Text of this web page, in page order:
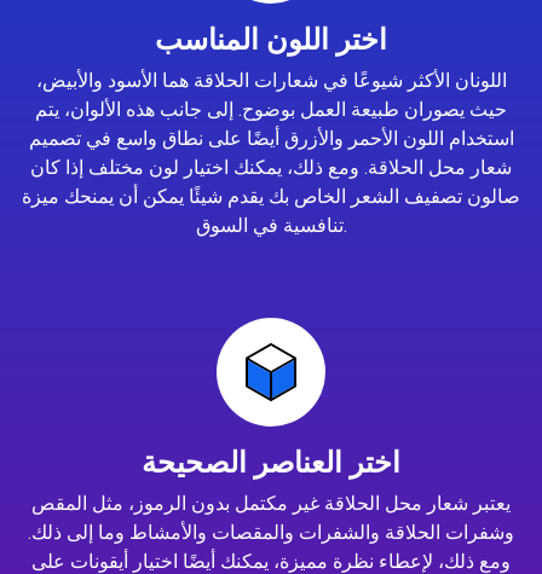
اختر اللون المناسب
اللونان الأكثر شيوعًا في شعارات الحلاقة هما الأسود والأبيض،
حيث يصوران طبيعة العمل بوضوح. إلى جانب هذه الألوان، يتم
استخدام اللون الأحمر والأزرق أيضًا على نطاق واسع في تصميم
شعار محل الحلاقة. ومع ذلك، يمكنك اختيار لون مختلف إذا كان
صالون تصفيف الشعر الخاص بك يقدم شيئًا يمكن أن يمنحك ميزة
تنافسية في السوق.
اختر العناصر الصحيحة
يعتبر شعار محل الحلاقة غير مكتمل بدون الرموز، مثل المقص
وشفرات الحلاقة والشفرات والمقصات والأمشاط وما إلى ذلك.
ومع ذلك، لإعطاء نظرة مميزة، يمكنك أيضًا اختيار أيقونات على